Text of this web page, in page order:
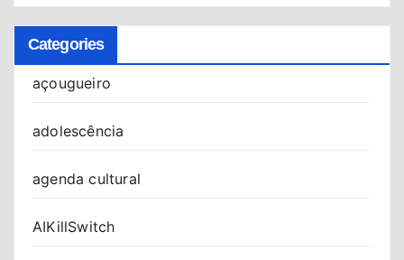
Categories
açougueiro
adolescência
agenda cultural
AIKillSwitch